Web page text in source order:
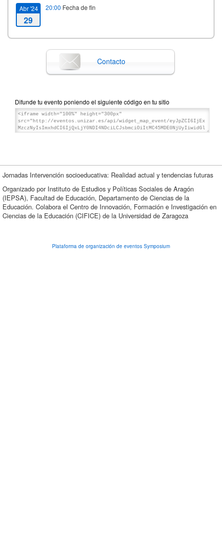
Abr '24
29
20:00 Fecha de fin
Contacto
Difunde tu evento poniendo el siguiente código en tu sitio
Jornadas Intervención socioeducativa: Realidad actual y tendencias futuras
Organizado por Instituto de Estudios y Políticas Sociales de Aragón
(IEPSA), Facultad de Educación, Departamento de Ciencias de la
Educación. Colabora el Centro de Innovación, Formación e Investigación en
Ciencias de la Educación (CIFICE) de la Universidad de Zaragoza
Plataforma de organización de eventos Symposium